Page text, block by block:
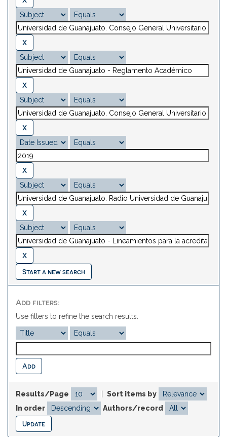
Start a new search
Add filters:
Use filters to refine the search results.
Results/Page
Sort items by
In order
Authors/record